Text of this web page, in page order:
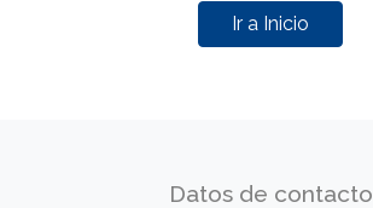
Ir a Inicio
Datos de contacto